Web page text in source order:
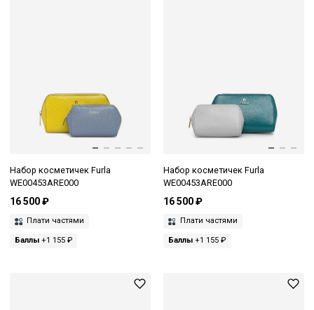
Набор косметичек Furla
WE00453ARE000
16 500 ₽
Плати частями
Баллы +1 155 ₽
Набор косметичек Furla
WE00453ARE000
16 500 ₽
Плати частями
Баллы+1 155 ₽